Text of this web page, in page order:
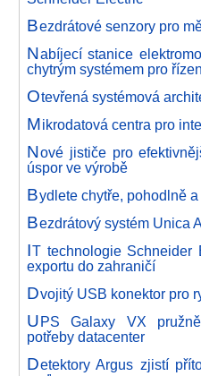
Bezdrátové senzory pro
Nabíjecí stanice
chytrým systémem pro
Otevřená systémová
Mikrodatová centra pro
Nové jističe pro
úspor ve výrobě
Bydlete chytře, pohodlně
Bezdrátový systém Unica
IT technologie Schneider
exportu do zahraničí
Dvojitý USB konektor pro
UPS Galaxy VX
potřeby datacenter
Detektory Argus zjistí